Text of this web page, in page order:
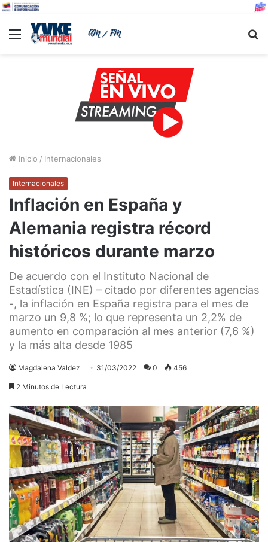
Menu
Inicio / Internacionales
Internacionales
Inflación en España y
Alemania registra récord
históricos durante marzo
De acuerdo con el Instituto Nacional de
Estadística (INE) – citado por diferentes agencias
-, la inflación en España registra para el mes de
marzo un 9,8 %; lo que representa un 2,2% de
aumento en comparación al mes anterior (7,6 %)
y la más alta desde 1985
Magdalena Valdez 31/03/2022 0 456
2 Minutos de Lectura